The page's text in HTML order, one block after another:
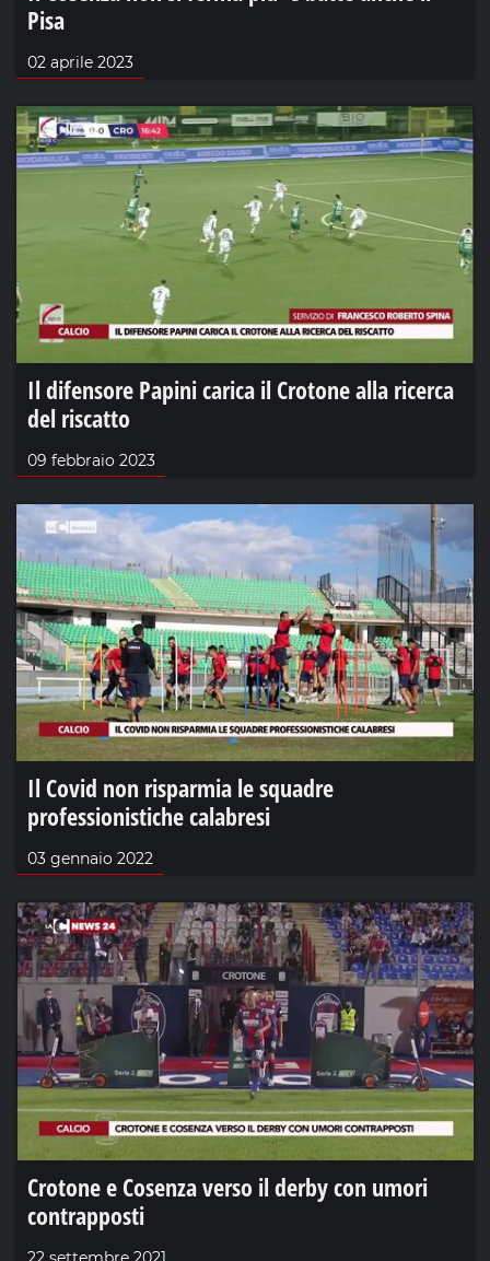
Pisa
02 aprile 2023
Il difensore Papini carica il Crotone alla ricerca
del riscatto
09 febbraio 2023
Il Covid non risparmia le squadre
professionistiche calabresi
03 gennaio 2022
Crotone e Cosenza verso il derby con umori
contrapposti